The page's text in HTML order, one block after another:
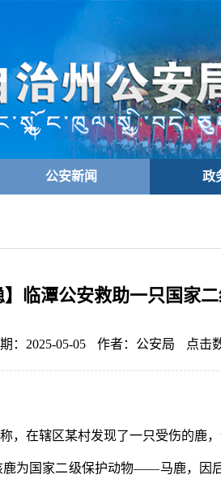
公安新闻 政
】临潭公安救助一只国家
：2025-05-05 作者：公安局 点击
，在辖区某村发现了一只受伤的鹿，
为国家二级保护动物——马鹿，因后